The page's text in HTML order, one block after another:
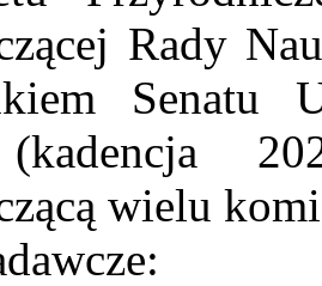
Rady
Senatu
wielu